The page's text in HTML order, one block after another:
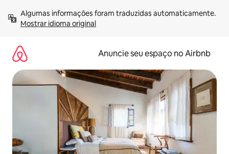
para
Mostrar idioma original
Anuncie seu espaço no Airbnb